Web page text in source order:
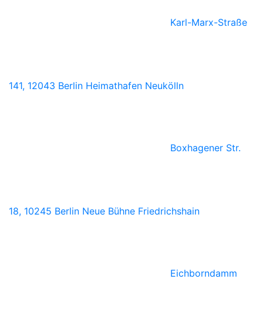
Karl-Marx-Straße
141, 12043 Berlin Heimathafen Neukölln
Boxhagener Str.
18, 10245 Berlin Neue Bühne Friedrichshain
Eichborndamm